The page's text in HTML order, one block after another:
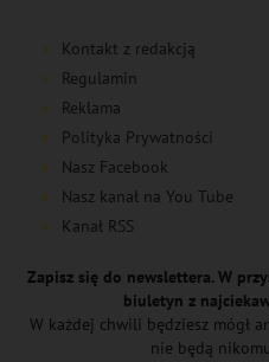
Kontakt z redakcją
Regulamin
Reklama
Polityka Prywatności
Nasz Facebook
Nasz kanał na You Tube
Kanał RSS
Zapisz się do newslettera. W
biuletyn z
W każdej chwili będziesz mógł
nie będą